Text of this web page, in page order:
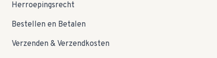
Herroepingsrecht
Bestellen en Betalen
Verzenden & Verzendkosten